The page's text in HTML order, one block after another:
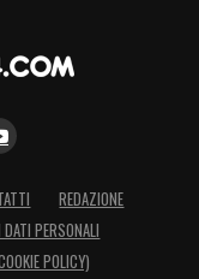
REDAZIONE
PERSONALI
POLICY)